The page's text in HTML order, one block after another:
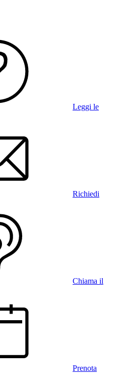
Leggi le
Richiedi
Chiama il
Prenota